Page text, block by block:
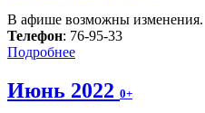
В афише возможны изменения.
Телефон: 76-95-33
Подробнее
Июнь 2022 0+